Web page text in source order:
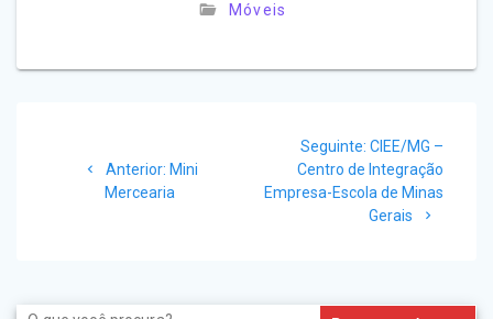
Móveis
Anterior: Post
anterior:
Mini
Mercearia
Seguinte: Post
seguinte:
CIEE/MG –
Centro de Integração
Empresa-Escola de Minas
Gerais
Search